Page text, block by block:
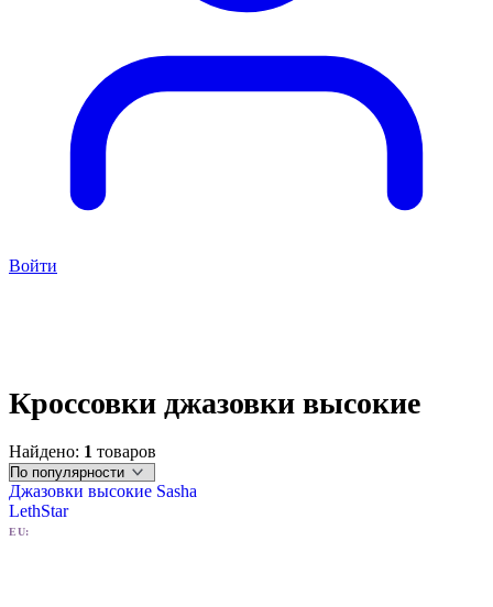
Войти
Кроссовки джазовки высокие
Найдено: 1 товаров
Джазовки высокие Sasha
LethStar
EU: